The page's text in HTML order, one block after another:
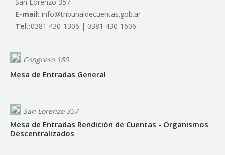
E-mail: info@tribunaldecuentas.gob.ar
Tel.:0381 430-1306 | 0381 430-1606.
Congreso 180
Mesa de Entradas General
San Lorenzo 357
Mesa de Entradas Rendición de Cuentas - Organismos
Descentralizados